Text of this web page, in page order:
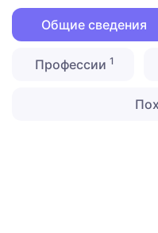
Общие сведения
Профессии 1